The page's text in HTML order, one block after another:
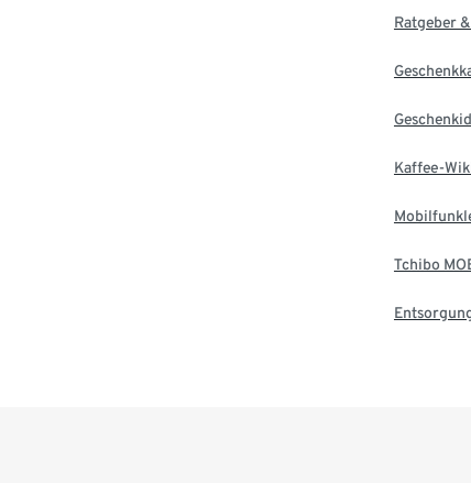
Ratgeber
Kaffee-
Tchibo